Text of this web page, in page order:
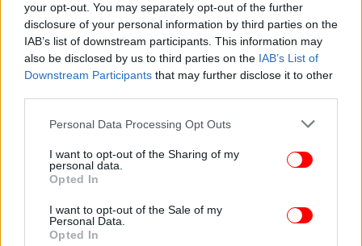
your opt-out. You may separately opt-out of the further
disclosure of your personal information by third parties on the
IAB’s list of downstream participants. This information may
also be disclosed by us to third parties on the IAB’s List of
Downstream Participants that may further disclose it to other
Please note that this website/app uses one or more Google
not limited to your visit or usage behaviour. You may click to
grant or deny consent to Google and its third-party tags to
use your data for below specified purposes in below Google
consent section.
Personal Data Processing Opt Outs
I want to opt-out of the Sharing of my
personal data.
Opted In
I want to opt-out of the Sale of my
Personal Data.
Opted In